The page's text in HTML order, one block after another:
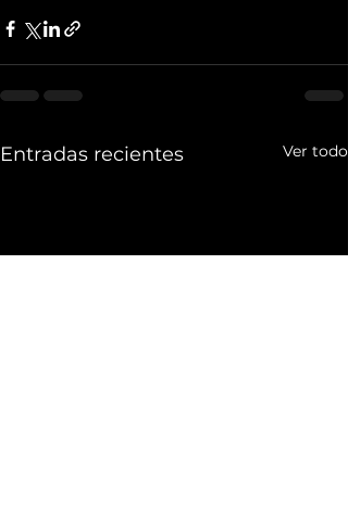
Entradas recientes Ver todo